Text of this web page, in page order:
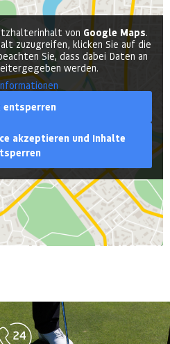
von Google Maps.
zuzugreifen, klicken Sie auf die
Sie, dass dabei Daten an
werden.
entsperren
akzeptieren und Inhalte